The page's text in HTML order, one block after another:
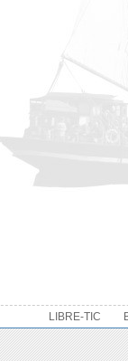
LIBRE-TIC